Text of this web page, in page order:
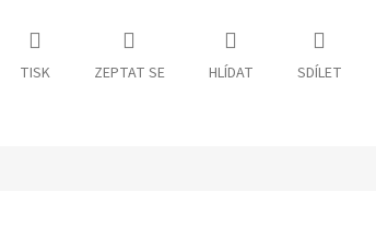
TISK ZEPTAT SE HLÍDAT SDÍLET